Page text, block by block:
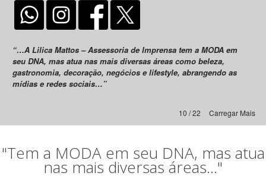
“…A Lilica Mattos – Assessoria de Imprensa tem a MODA em
seu DNA, mas atua nas mais diversas áreas como beleza,
gastronomia, decoração, negócios e lifestyle, abrangendo as
mídias e redes sociais…”
Carregar Mais
10 / 22
"Tem a MODA em seu DNA, mas atua
nas mais diversas áreas..."